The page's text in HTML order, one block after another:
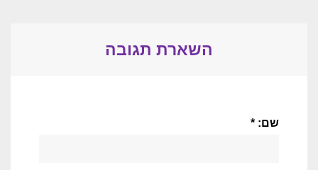
השארת תגובה
שם: *